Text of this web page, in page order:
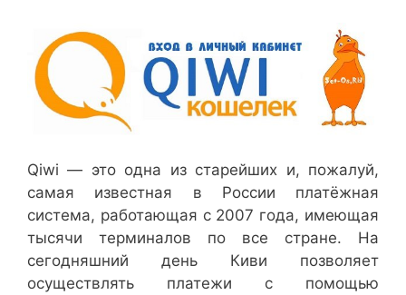
Qiwi — это одна из старейших и, пожалуй,
самая известная в России платёжная
система, работающая с 2007 года, имеющая
тысячи терминалов по все стране. На
сегодняшний день Киви позволяет
осуществлять платежи с помощью